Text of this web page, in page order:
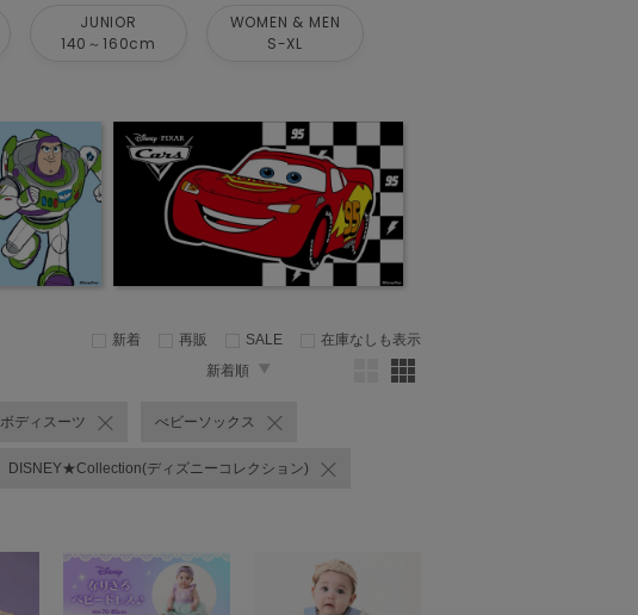
JUNIOR
140～160cm
WOMEN & MEN
S-XL
新着 再販 SALE
在庫なしも表示
新着順
ボディスーツ べビーソックス
DISNEY★Collection(ディズニーコレクション)